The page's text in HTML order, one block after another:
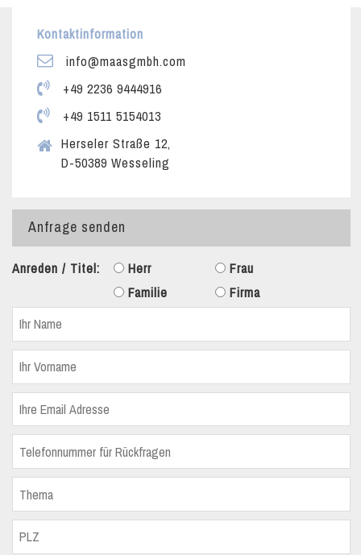
Kontaktinformation
info@maasgmbh.com
+49 2236 9444916
+49 1511 5154013
Herseler Straße 12,
D-50389 Wesseling
Anfrage senden
Anreden / Titel: Herr
Frau
Familie
Firma